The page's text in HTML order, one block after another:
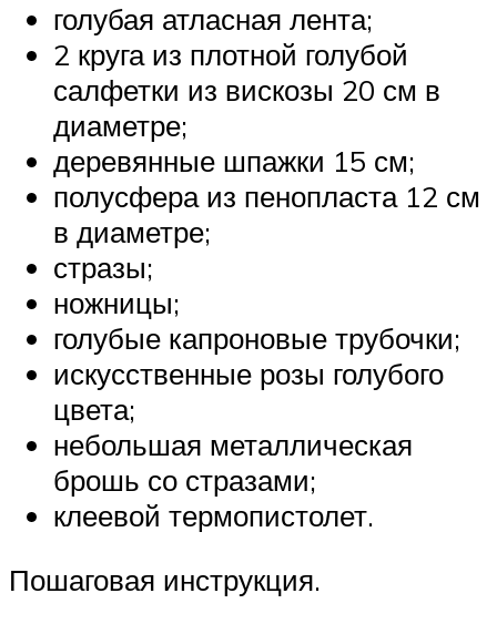
голубая атласная лента;
2 круга из плотной голубой
салфетки из вискозы 20 см в
диаметре;
деревянные шпажки 15 см;
полусфера из пенопласта 12 см
в диаметре;
стразы;
ножницы;
голубые капроновые трубочки;
искусственные розы голубого
цвета;
небольшая металлическая
брошь со стразами;
клеевой термопистолет.
Пошаговая инструкция.